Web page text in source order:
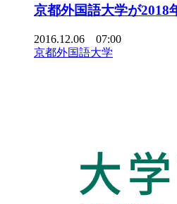
京都外国語大学が
2016.12.06 07:00
京都外国語大学